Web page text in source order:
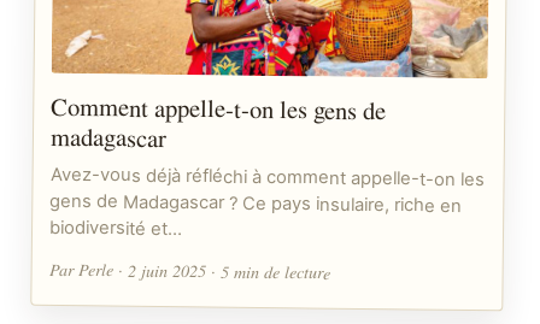
Comment appelle-t-on les gens de
madagascar
Avez-vous déjà réfléchi à comment appelle-t-on les
gens de Madagascar ? Ce pays insulaire, riche en
biodiversité et…
Par Perle · 2 juin 2025 · 5 min de lecture